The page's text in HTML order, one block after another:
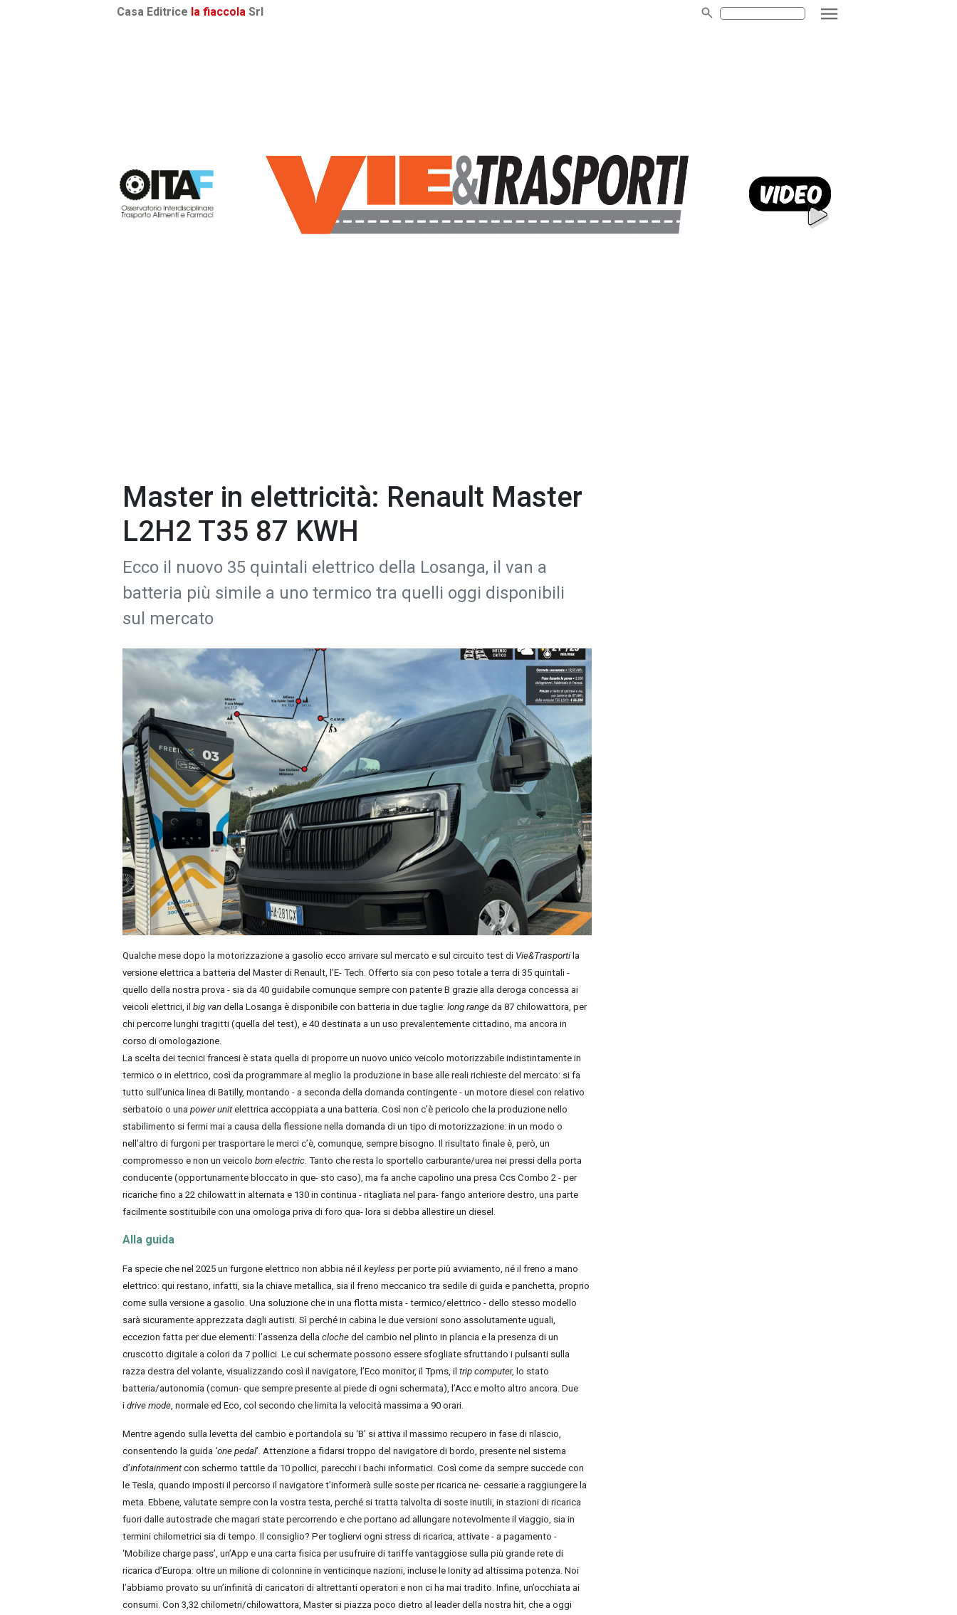
Casa Editrice la fiaccola Srl
Master in elettricità: Renault Master
L2H2 T35 87 KWH
Ecco il nuovo 35 quintali elettrico della Losanga, il van a
batteria più simile a uno termico tra quelli oggi disponibili
sul mercato
Qualche mese dopo la motorizzazione a gasolio ecco arrivare sul mercato e sul circuito test di Vie&Trasporti la
versione elettrica a batteria del Master di Renault, l’E- Tech. Offerto sia con peso totale a terra di 35 quintali -
quello della nostra prova - sia da 40 guidabile comunque sempre con patente B grazie alla deroga concessa ai
veicoli elettrici, il big van della Losanga è disponibile con batteria in due taglie: long range da 87 chilowattora, per
chi percorre lunghi tragitti (quella del test), e 40 destinata a un uso prevalentemente cittadino, ma ancora in
corso di omologazione.
La scelta dei tecnici francesi è stata quella di proporre un nuovo unico veicolo motorizzabile indistintamente in
termico o in elettrico, così da programmare al meglio la produzione in base alle reali richieste del mercato: si fa
tutto sull’unica linea di Batilly, montando - a seconda della domanda contingente - un motore diesel con relativo
serbatoio o una power unitelettrica accoppiata a una batteria. Così non c’è pericolo che la produzione nello
stabilimento si fermi mai a causa della flessione nella domanda di un tipo di motorizzazione: in un modo o
nell’altro di furgoni per trasportare le merci c’è, comunque, sempre bisogno. Il risultato finale è, però, un
compromesso e non un veicolo born electric . Tanto che resta lo sportello carburante/urea nei pressi della porta
conducente (opportunamente bloccato in que- sto caso), ma fa anche capolino una presa Ccs Combo 2 - per
ricariche fino a 22 chilowatt in alternata e 130 in continua - ritagliata nel para- fango anteriore destro, una parte
facilmente sostituibile con una omologa priva di foro qua- lora si debba allestire un diesel.
Alla guida
Fa specie che nel 2025 un furgone elettrico non abbia né il keyless per porte più avviamento, né il freno a mano
elettrico: qui restano, infatti, sia la chiave metallica, sia il freno meccanico tra sedile di guida e panchetta, proprio
come sulla versione a gasolio. Una soluzione che in una flotta mista - termico/elettrico - dello stesso modello
sarà sicuramente apprezzata dagli autisti. Sì perché in cabina le due versioni sono assolutamente uguali,
eccezion fatta per due elementi: l’assenza della cloche del cambio nel plinto in plancia e la presenza di un
cruscotto digitale a colori da 7 pollici. Le cui schermate possono essere sfogliate sfruttando i pulsanti sulla
razza destra del volante, visualizzando così il navigatore, l’Eco monitor, il Tpms, il trip computer, lo stato
batteria/autonomia (comun- que sempre presente al piede di ogni schermata), l’Acc e molto altro ancora. Due
i drive mode , normale ed Eco, col secondo che limita la velocità massima a 90 orari.
Mentre agendo sulla levetta del cambio e portandola su ‘B’ si attiva il massimo recupero in fase di rilascio,
consentendo la guida ‘one pedal’. Attenzione a fidarsi troppo del navigatore di bordo, presente nel sistema
d’infotainmentcon schermo tattile da 10 pollici, parecchi i bachi informatici. Così come da sempre succede con
le Tesla, quando imposti il percorso il navigatore t’informerà sulle soste per ricarica ne- cessarie a raggiungere la
meta. Ebbene, valutate sempre con la vostra testa, perché si tratta talvolta di soste inutili, in stazioni di ricarica
fuori dalle autostrade che magari state percorrendo e che portano ad allungare notevolmente il viaggio, sia in
termini chilometrici sia di tempo. Il consiglio? Per togliervi ogni stress di ricarica, attivate - a pagamento -
‘Mobilize charge pass’, un’App e una carta fisica per usufruire di tariffe vantaggiose sulla più grande rete di
ricarica d’Europa: oltre un milione di colonnine in venticinque nazioni, incluse le Ionity ad altissima potenza. Noi
l’abbiamo provato su un’infinità di caricatori di altrettanti operatori e non ci ha mai tradito. Infine, un’occhiata ai
consumi. Con 3,32 chilometri/chilowattora, Master si piazza poco dietro al leader della nostra hit, che a oggi